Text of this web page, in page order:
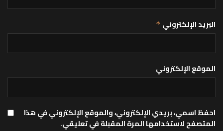
البريد الإلكتروني *
الموقع الإلكتروني
احفظ اسمي، بريدي الإلكتروني، والموقع الإلكتروني في هذا
المتصفح لاستخدامها المرة المقبلة في تعليقي.